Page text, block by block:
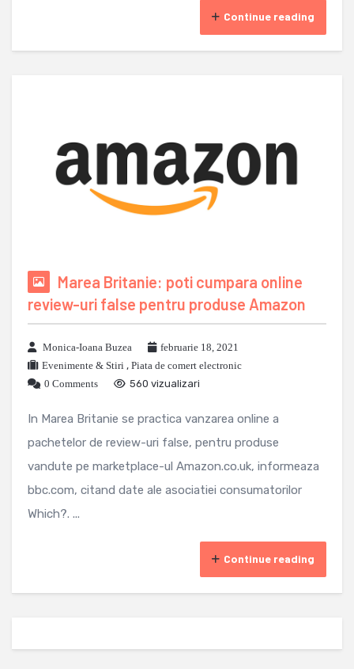
Continue reading
Marea Britanie: poti cumpara online
review-uri false pentru produse Amazon
Monica-Ioana Buzea
februarie 18, 2021
Evenimente & Stiri , Piata de comert electronic
0 Comments
560 vizualizari
In Marea Britanie se practica vanzarea online a
pachetelor de review-uri false, pentru produse
vandute pe marketplace-ul Amazon.co.uk, informeaza
bbc.com, citand date ale asociatiei consumatorilor
Which?. ...
Continue reading